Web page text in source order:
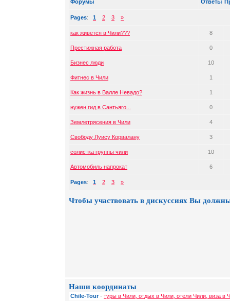
Форумы Ответы
Pages: 1 2 3 »
как живется в Чили??? 8
Престижная работа 0
Бизнес люди 10
Фитнес в Чили 1
Как жизнь в Валле Невадо? 1
нужен гид в Сантьяго... 0
Землетрясения в Чили 4
Свободу Луису Корвалану 3
солистка группы чили 10
Автомобиль напрокат 6
Pages: 1 2 3 »
Чтобы участвовать в дискуссиях Вы
Наши координаты
Chile-Tour- туры в Чили, отдых в Чили, отели Чили, виза в